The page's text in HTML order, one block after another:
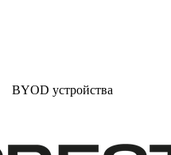
BYOD устройства